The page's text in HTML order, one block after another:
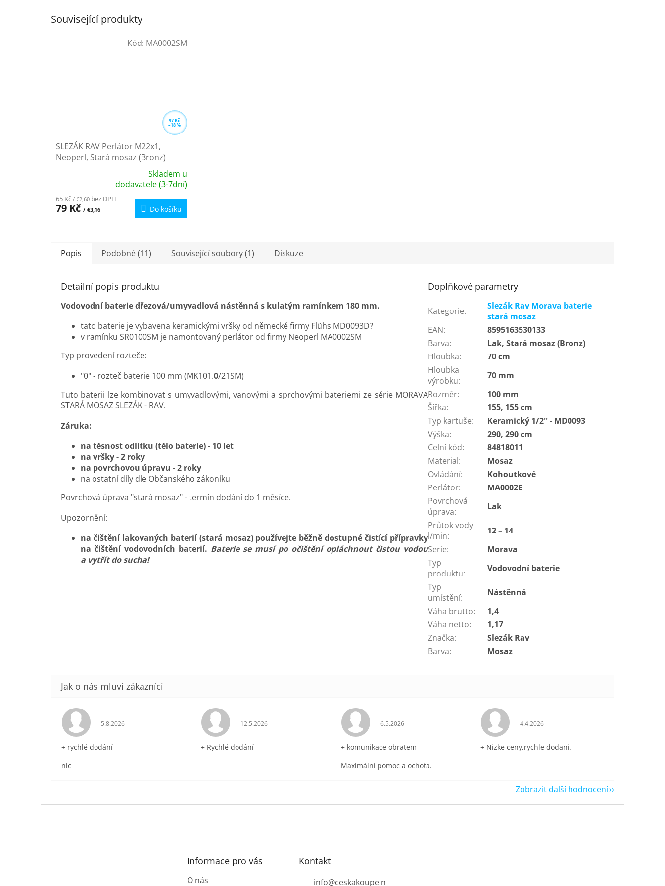
Související produkty
97 Kč
–18 %
SLEZÁK RAV Perlátor M22x1,
Neoperl, Stará mosaz (Bronz)
produktu
je
hvězdiček.
Skladem u
dodavatele (3-7dní)
65 Kč / €2,60 bez DPH
79 Kč / €3,16 Do košíku
Kód: MA0002SM
Popis Podobné (11) Související soubory (1) Diskuze
Detailní popis produktu
Vodovodní baterie dřezová/umyvadlová nástěnná s kulatým ramínkem 180 mm.
tato baterie je vybavena keramickými vršky od německé firmy Flühs MD0093D?
v ramínku SR0100SM je namontovaný perlátor od firmy Neoperl MA0002SM
Typ provedení rozteče:
"0" - rozteč baterie 100 mm (MK101.0/21SM)
Tuto baterii lze kombinovat s umyvadlovými, vanovými a sprchovými bateriemi ze série MORAVA
STARÁ MOSAZ SLEZÁK - RAV.
Záruka:
na těsnost odlitku (tělo baterie) - 10 let
na vršky - 2 roky
na povrchovou úpravu - 2 roky
na ostatní díly dle Občanského zákoníku
Povrchová úprava "stará mosaz" - termín dodání do 1 měsíce.
Upozornění:
na čištění lakovaných baterií (stará mosaz) používejte běžně dostupné čistící přípravky
na čištění vodovodních baterií. Baterie se musí po očištění opláchnout čistou vodou
a vytřít do sucha!
Doplňkové parametry
Kategorie:
Slezák Rav Morava baterie
stará mosaz
EAN:
8595163530133
Barva:
Lak, Stará mosaz (Bronz)
Hloubka:
70 cm
Hloubka
výrobku:
70 mm
Rozměr:
100 mm
Šířka:
155, 155 cm
Typ kartuše:
Keramický 1/2'' - MD0093
Výška:
290, 290 cm
Celní kód:
84818011
Material:
Mosaz
Ovládání:
Kohoutkové
Perlátor:
MA0002E
Povrchová
úprava:
Lak
Průtok vody
l/min:
12 – 14
Serie:
Morava
Typ
produktu:
Vodovodní baterie
Typ
umístění:
Nástěnná
Váha brutto:
1,4
Váha netto:
1,17
Značka:
Slezák Rav
Barva: Mosaz
Hodnocení obchodu je 5 z 5 hvězdiček.
5.8.2026
+ rychlé dodání
nic
Hodnocení obchodu je 5 z 5 hvězdiček.
12.5.2026
+ Rychlé dodání
Hodnocení obchodu je 5 z 5 hvězdiček.
6.5.2026
+ komunikace obratem
Maximální pomoc a ochota.
Hodnocení obchodu je 5 z 5 hvězdiček.
4.4.2026
+ Nizke ceny,rychle dodani.
Zobrazit další hodnocení
Informace pro vás
O nás
Kontakt
info@ceskakoupeln